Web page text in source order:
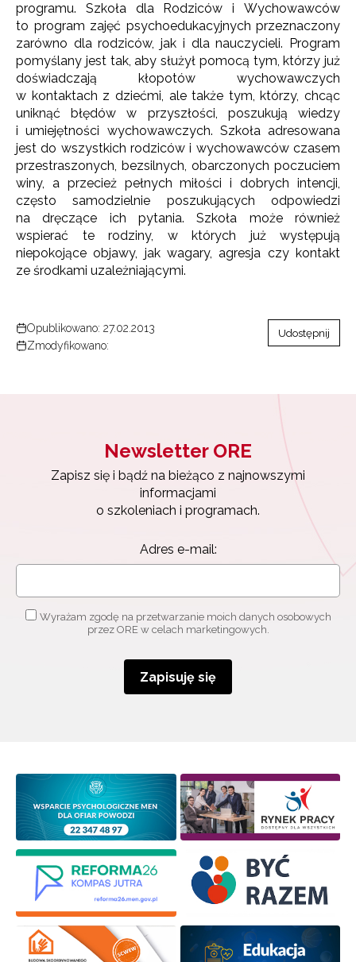
programu. Szkoła dla Rodziców i Wychowawców
to program zajęć psychoedukacyjnych przeznaczony
zarówno dla rodziców, jak i dla nauczycieli. Program
pomyślany jest tak, aby służył pomocą tym, którzy już
doświadczają kłopotów wychowawczych
w kontaktach z dziećmi, ale także tym, którzy, chcąc
uniknąć błędów w przyszłości, poszukują wiedzy
i umiejętności wychowawczych. Szkoła adresowana
jest do wszystkich rodziców i wychowawców czasem
przestraszonych, bezsilnych, obarczonych poczuciem
winy, a przecież pełnych miłości i dobrych intencji,
często samodzielnie poszukujących odpowiedzi
na dręczące ich pytania. Szkoła może również
wspierać te rodziny, w których już występują
niepokojące objawy, jak wagary, agresja czy kontakt
ze środkami uzależniającymi.
Opublikowano: 27.02.2013
Zmodyfikowano:
Udostępnij
Newsletter ORE
Zapisz się i bądź na bieżąco z najnowszymi
informacjami
o szkoleniach i programach.
Adres e-mail:
Wyrażam zgodę na przetwarzanie moich danych osobowych
przez ORE w celach marketingowych.
Zapisuję się